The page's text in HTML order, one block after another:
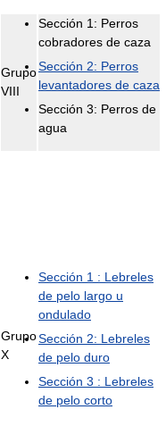
Grupo
VIII
Sección 1: Perros
cobradores de caza
Sección 2: Perros
levantadores de caza
Sección 3: Perros de
agua
Grupo
X
Sección 1 : Lebreles
de pelo largo u
ondulado
Sección 2: Lebreles
de pelo duro
Sección 3 : Lebreles
de pelo corto